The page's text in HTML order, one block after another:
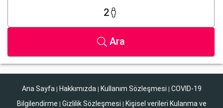
2
Ara
Ana Sayfa | Hakkımızda | Kullanım Sözleşmesi | COVID-19
Bilgilendirme | Gizlilik Sözleşmesi | Kişisel verileri Kulanma ve